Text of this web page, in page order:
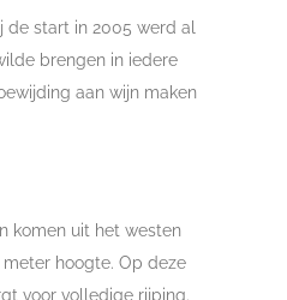
de start in 2005 werd al
brengen in iedere
aan wijn maken
komen uit het westen
hoogte. Op deze
voor volledige rijping.